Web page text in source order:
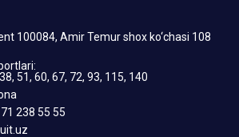
100084, Amir Temur shox ko‘chasi 108
51, 60, 67, 72, 93, 115, 140
238 55 55